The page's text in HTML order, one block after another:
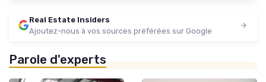
Real Estate Insiders
Ajoutez-nous à vos sources préférées sur Google
Parole d'experts